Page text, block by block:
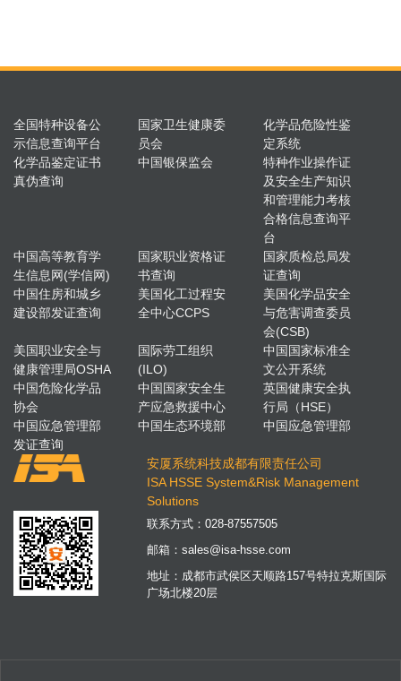
全国特种设备公
示信息查询平台
国家卫生健康委
员会
化学品危险性鉴
定系统
化学品鉴定证书
真伪查询
中国银保监会
特种作业操作证
及安全生产知识
和管理能力考核
合格信息查询平
台
中国高等教育学
生信息网(学信网)
国家职业资格证
书查询
国家质检总局发
证查询
中国住房和城乡
建设部发证查询
美国化工过程安
全中心CCPS
美国化学品安全
与危害调查委员
会(CSB)
美国职业安全与
健康管理局OSHA
国际劳工组织
(ILO)
中国国家标准全
文公开系统
中国危险化学品
协会
中国国家安全生
产应急救援中心
英国健康安全执
行局（HSE）
中国应急管理部
发证查询
中国生态环境部 中国应急管理部
安厦系统科技成都有限责任公司
ISA HSSE System&Risk Management
Solutions
联系方式：028-87557505
邮箱：sales@isa-hsse.com
地址：成都市武侯区天顺路157号特拉克斯国际
广场北楼20层